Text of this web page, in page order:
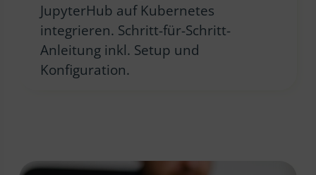
JupyterHub auf Kubernetes
integrieren. Schritt-für-Schritt-
Anleitung inkl. Setup und
Konfiguration.